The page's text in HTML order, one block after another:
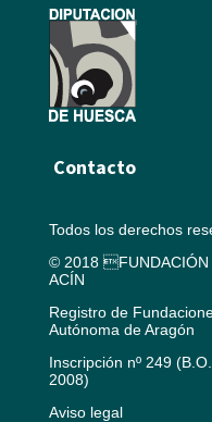
Contacto
Todos los derechos
© 2018 FUNDACIÓN
ACÍN
Registro de
Autónoma de Aragón
Inscripción nº 249
2008)
Aviso legal